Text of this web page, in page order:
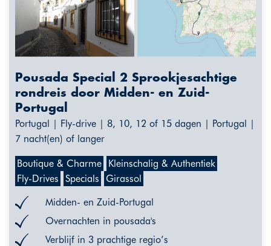
Pousada Special 2 Sprookjesachtige
rondreis door Midden- en Zuid-
Portugal
Portugal | Fly-drive | 8, 10, 12 of 15 dagen | Portugal |
7 nacht(en) of langer
Boutique & Charme
Kleinschalig & Authentiek
Fly-Drives
Specials Girassol
Midden- en Zuid-Portugal
Overnachten in pousada's
Verblijf in 3 prachtige regio’s